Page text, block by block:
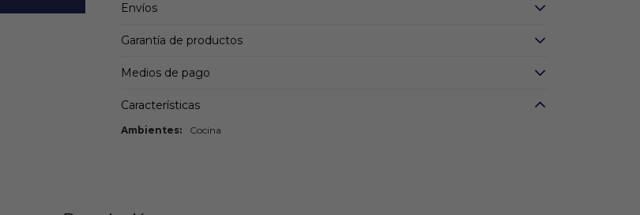
Envíos
Garantía de productos
Medios de pago
Características
Ambientes Cocina